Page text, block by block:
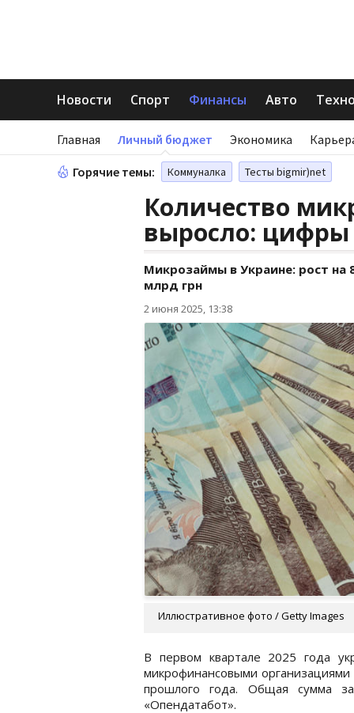
Новости Спорт Финансы Авто
Главная Личный бюджет Экономика
Горячие темы: Коммуналка Тесты bigmir)net
Количество
выросло: цифры
Микрозаймы в Украине: рост на
млрд грн
2 июня 2025, 13:38
Иллюстративное фото / Getty Images
В первом квартале 2025 года
микрофинансовыми
прошлого года. Общая сумма
«Опендатабот».